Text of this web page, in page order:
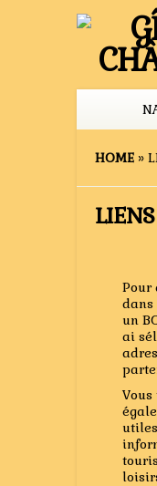
HOME »
Pour
dans
un
ai
Vous